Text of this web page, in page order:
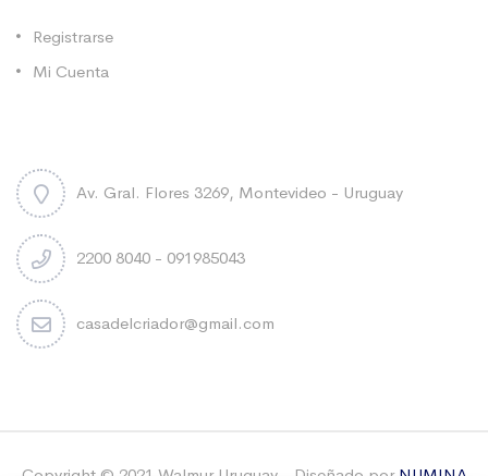
Registrarse
Mi Cuenta
Av. Gral. Flores 3269, Montevideo - Uruguay
2200 8040 - 091985043
casadelcriador@gmail.com